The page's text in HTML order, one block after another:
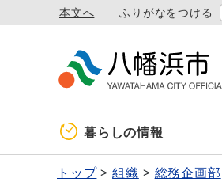
本文へ ふりがなをつける
暮らしの情報
トップ 組織 総務企画部